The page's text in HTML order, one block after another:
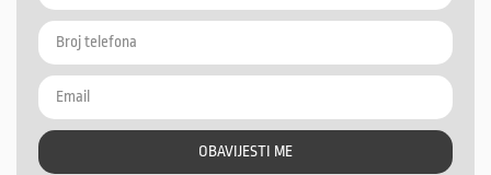
OBAVIJESTI ME